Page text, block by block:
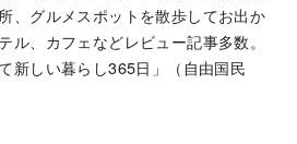
、グルメスポットを散歩してお出か
ル、カフェなどレビュー記事多数。
新しい暮らし365日」（自由国民